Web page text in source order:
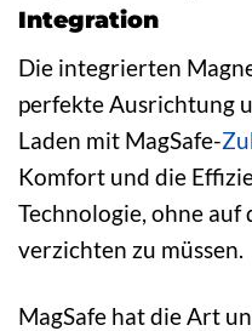
Integration
Die integrierten
perfekte Ausrichtung
Laden mit MagSafe-
Komfort und die
Technologie, ohne
verzichten zu müssen.
MagSafe hat die Art